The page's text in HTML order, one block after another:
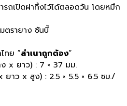
รถเปิดฝาทิ้งไว้ได้ตลอดวัน โดยหมึก
ตรายาง ซันบี้
ทย “สำเนาถูกต้อง”
x ยาว) : 7 × 37 มม.
ยาว x สูง) : 2.5 × 5.5 × 6.5 ซม./